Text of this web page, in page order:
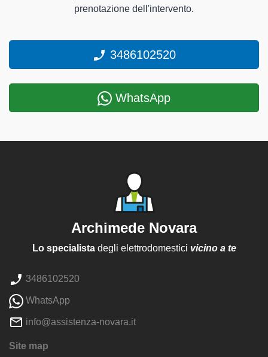
prenotazione dell'intervento.
3486102520
WhatsApp
Archimede Novara
Lo specialistadegli elettrodomestici vicino a te
3486102520
WhatsApp
info@assistenza-novara.it
Site map